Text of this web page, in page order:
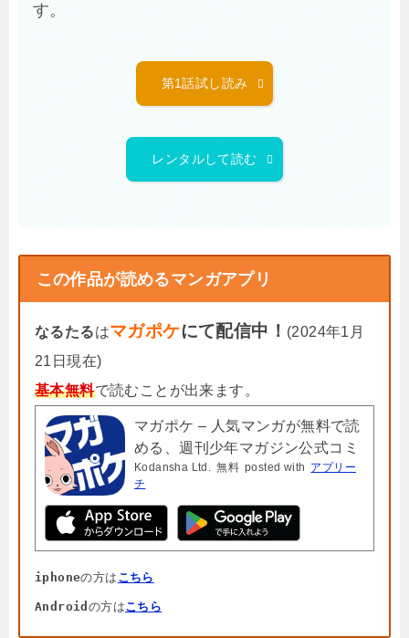
す。
第1話試し読み
レンタルして読む
この作品が読めるマンガアプリ
なるたるはマガポケにて配信中！ (2024年1月
21日現在)
基本無料で読むことが出来ます。
マガポケ – 人気マンガが無料で読
める、週刊少年マガジン公式コミ
ックアプリ「マガジンポケット」
Kodansha Ltd. 無料 posted with アプリー
チ
iphoneの方は こちら
Android の方はこちら